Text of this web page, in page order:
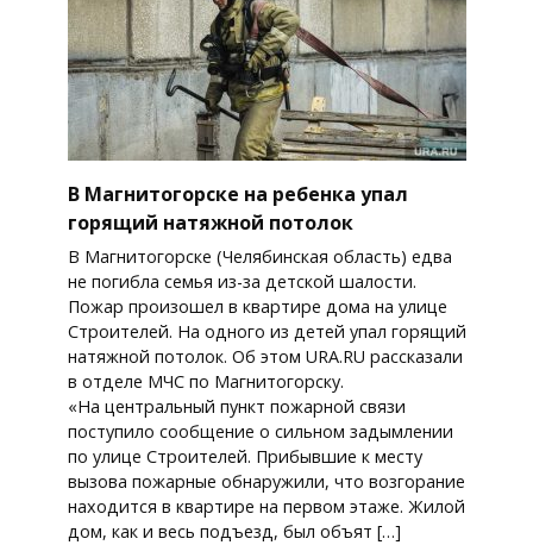
В Магнитогорске на ребенка упал
горящий натяжной потолок
В Магнитогорске (Челябинская область) едва
не погибла семья из-за детской шалости.
Пожар произошел в квартире дома на улице
Строителей. На одного из детей упал горящий
натяжной потолок. Об этом URA.RU рассказали
в отделе МЧС по Магнитогорску.
«На центральный пункт пожарной связи
поступило сообщение о сильном задымлении
по улице Строителей. Прибывшие к месту
вызова пожарные обнаружили, что возгорание
находится в квартире на первом этаже. Жилой
дом, как и весь подъезд, был объят […]